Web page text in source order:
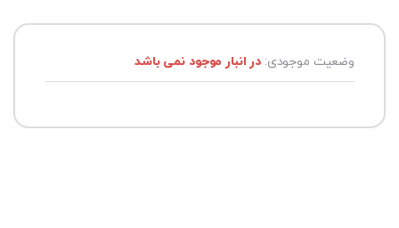
وضعیت موجودی:در انبار موجود نمی باشد